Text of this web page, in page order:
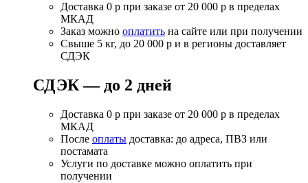
Доставка 0 р при заказе от 20 000 р в пределах
МКАД
Заказ можно оплатить на сайте или при получении
Свыше 5 кг, до 20 000 р и в регионы доставляет
СДЭК
СДЭК — до 2 дней
Доставка 0 р при заказе от 20 000 р в пределах
МКАД
После оплаты доставка: до адреса, ПВЗ или
постамата
Услуги по доставке можно оплатить при
получении